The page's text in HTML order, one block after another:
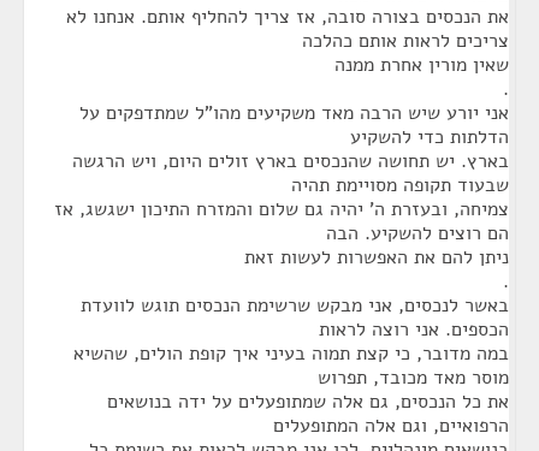
את הנכסים בצורה סובה, אז צריך להחליף אותם. אנחנו לא
צריכים לראות אותם כהלכה
שאין מורין אחרת ממנה
.
אני יורע שיש הרבה מאד משקיעים מהו"ל שמתדפקים על
הדלתות כדי להשקיע
בארץ. יש תחושה שהנכסים בארץ זולים היום, ויש הרגשה
שבעוד תקופה מסויימת תהיה
צמיחה, ובעזרת ה' יהיה גם שלום והמזרח התיכון ישגשג, אז
הם רוצים להשקיע. הבה
ניתן להם את האפשרות לעשות זאת
.
באשר לנכסים, אני מבקש שרשימת הנכסים תוגש לוועדת
הכספים. אני רוצה לראות
במה מדובר, כי קצת תמוה בעיני איך קופת הולים, שהשיא
מוסר מאד מכובד, תפרוש
את כל הנכסים, גם אלה שמתופעלים על ידה בנושאים
הרפואיים, וגם אלה המתופעלים